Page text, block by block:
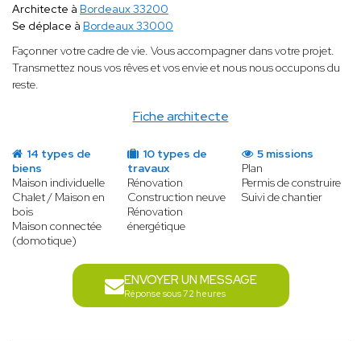
Fiche architecte
Architecte à Bordeaux 33200
Se déplace à Bordeaux 33000
Façonner votre cadre de vie. Vous accompagner dans votre projet.
Transmettez nous vos rêves et vos envie et nous nous occupons du
reste.
14 types de
biens
Maison individuelle
Chalet / Maison en
bois
Maison connectée
(domotique)
10 types de
travaux
Rénovation
Construction neuve
Rénovation
énergétique
5 missions
Plan
Permis de construire
Suivi de chantier
ENVOYER UN MESSAGE
Réponse sous 72 heures